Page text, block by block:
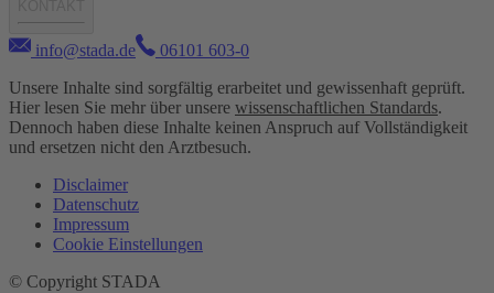
info@stada.de
06101 603-0
Unsere Inhalte sind sorgfältig erarbeitet und gewissenhaft geprüft.
Hier lesen Sie mehr über unsere wissenschaftlichen Standards.
Dennoch haben diese Inhalte keinen Anspruch auf Vollständigkeit
und ersetzen nicht den Arztbesuch.
Disclaimer
Datenschutz
Impressum
Cookie Einstellungen
© Copyright STADA